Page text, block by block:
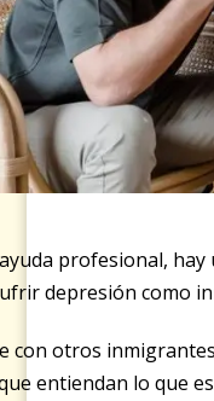
profesional,
depresión como
con otros
entiendan lo que